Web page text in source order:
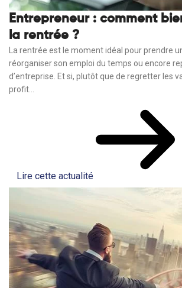
Entrepreneur : comment
la rentrée ?
La rentrée est le moment idéal pour prendre
réorganiser son emploi du temps ou encore
d’entreprise. Et si, plutôt que de regretter les
profit...
Lire cette actualité